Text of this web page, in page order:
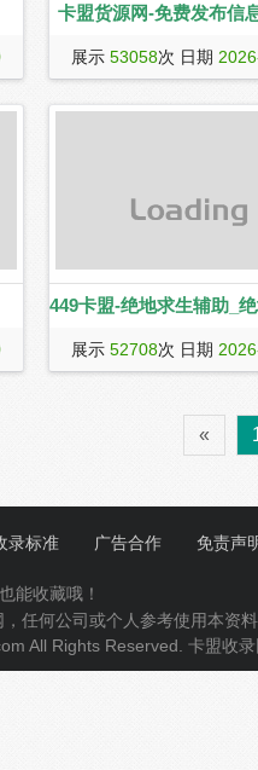
卡盟货源网-免费发布信
卡盟货源网提供免费发布信息
展示 53058次 日期
449卡盟-绝地求生辅助_
盟_永劫无间辅助_永劫
_CSGO_吃鸡等热门游
449卡盟（www.449km.com
助,cf卡盟,lol卡盟,lol辅助,dnf
助,绝地求生黑号,吃鸡辅助
众多游戏辅助卡盟,货源稳定
展示 52708次 日期
«
录标准 广告合作 免责声
能收藏哦！
任何公司或个人参考使用本
All Rights Reserved. 卡盟收